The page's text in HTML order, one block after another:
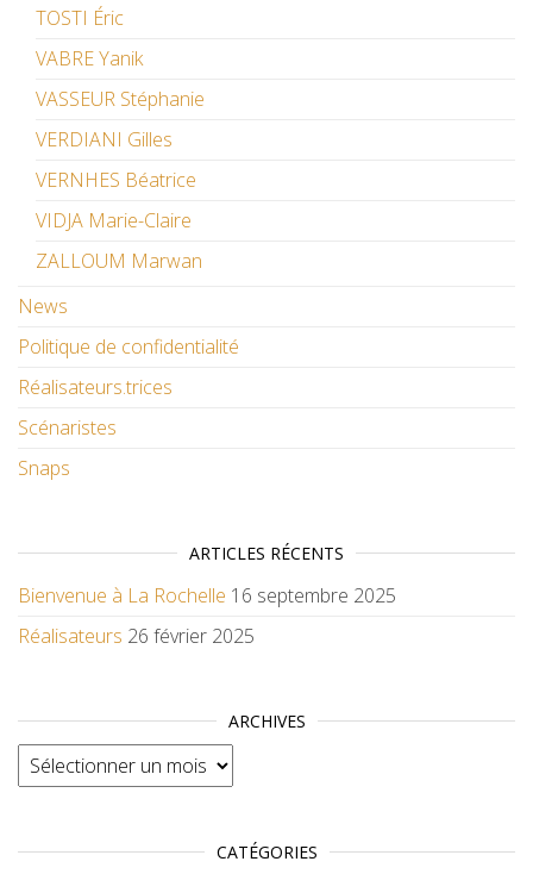
TOSTI Éric
VABRE Yanik
VASSEUR Stéphanie
VERDIANI Gilles
VERNHES Béatrice
VIDJA Marie-Claire
ZALLOUM Marwan
News
Politique de confidentialité
Réalisateurs.trices
Scénaristes
Snaps
ARTICLES RÉCENTS
Bienvenue à La Rochelle 16 septembre 2025
Réalisateurs 26 février 2025
ARCHIVES
Archives
CATÉGORIES